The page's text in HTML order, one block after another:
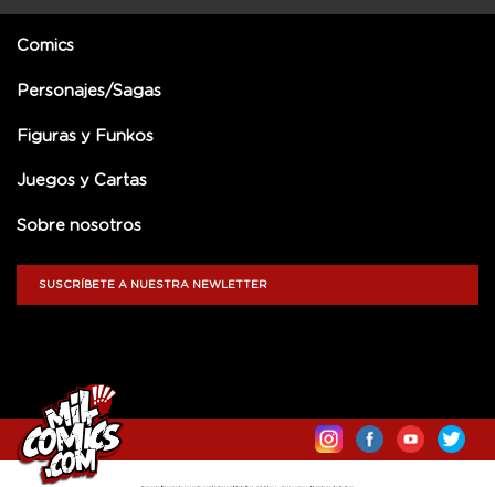
Comics
Personajes/Sagas
Figuras y Funkos
Juegos y Cartas
Sobre nosotros
SUSCRÍBETE A NUESTRA NEWLETTER